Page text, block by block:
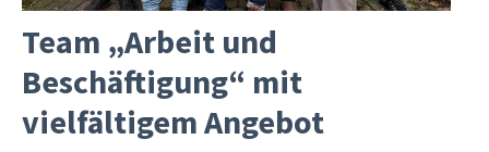
Team „Arbeit und
Beschäftigung“ mit
vielfältigem Angebot